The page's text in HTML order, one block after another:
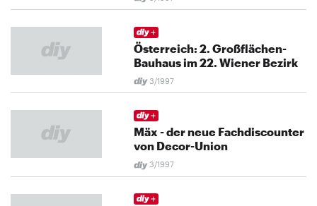
Österreich: 2. Großflächen-
Bauhaus im 22. Wiener Bezirk
3/1997
Mäx - der neue Fachdiscounter
von Decor-Union
3/1997